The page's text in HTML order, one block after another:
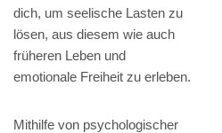
dich, um seelische Lasten zu
lösen, aus diesem wie auch
früheren Leben und
emotionale Freiheit zu erleben.
Mithilfe von psychologischer